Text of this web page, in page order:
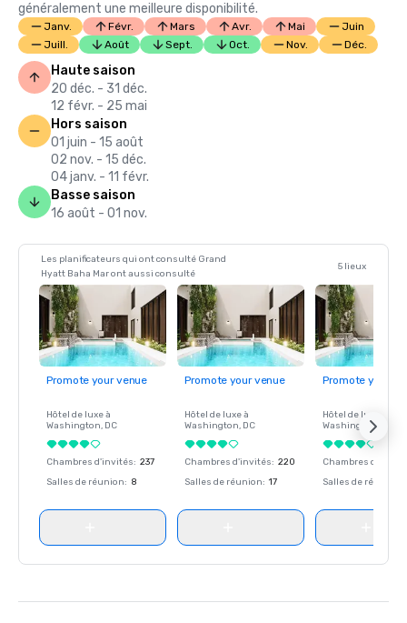
généralement une meilleure disponibilité.
Janv. Févr. Mars Avr. Mai
Juin
Juill.
Août Sept. Oct. Nov. Déc.
Haute saison
20 déc. - 31 déc.
12 févr. - 25 mai
Hors saison
01 juin - 15 août
02 nov. - 15 déc.
04 janv. - 11 févr.
Basse saison
16 août - 01 nov.
Les planificateurs qui ont consulté Grand
Hyatt Baha Mar ont aussi consulté
5 lieux
Promote your venue
Hôtel de luxe à
Washington, DC
Chambres d'invités: 237
Salles de réunion: 8
Promote your venue
Hôtel de luxe à
Washington, DC
Chambres d'invités: 220
Salles de réunion: 17
Promote your
Hôtel de luxe à
Washington
Chambres
Salles de réunion